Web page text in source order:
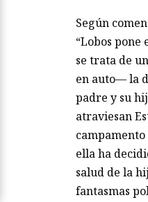
Según
“Lobos pone
se trata de
en auto— la
padre y su
atraviesan
ella ha
salud de la
fantasmas